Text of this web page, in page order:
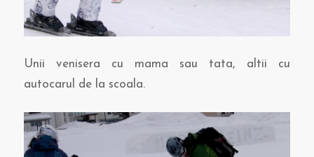
Unii venisera cu mama sau tata, altii cu
autocarul de la scoala.